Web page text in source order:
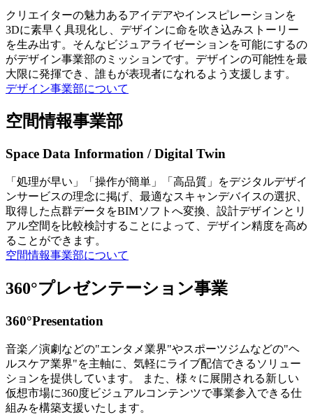
クリエイターの魅力あるアイデアやインスピレーションを
3Dに素早く具現化し、デザインに命を吹き込みストーリー
を生み出す。そんなビジュアライゼーションを可能にするの
がデザイン事業部のミッションです。デザインの可能性を最
大限に発揮でき、誰もが表現者になれるよう支援します。
デザイン事業部について
空間情報事業部
Space Data Information / Digital Twin
「処理が早い」「操作が簡単」「高品質」をデジタルデザイ
ンサービスの理念に掲げ、最適なスキャンデバイスの選択、
取得した点群データをBIMソフトへ変換、設計デザインとリ
アル空間を比較検討することによって、デザイン精度を高め
ることができます。
空間情報事業部について
360°プレゼンテーション事業
360°Presentation
音楽／演劇などの"エンタメ業界"やスポーツジムなどの"ヘ
ルスケア業界"を主軸に、気軽にライブ配信できるソリュー
ションを提供しています。 また、様々に展開される新しい
仮想市場に360度ビジュアルコンテンツで事業参入できる仕
組みを構築支援いたします。